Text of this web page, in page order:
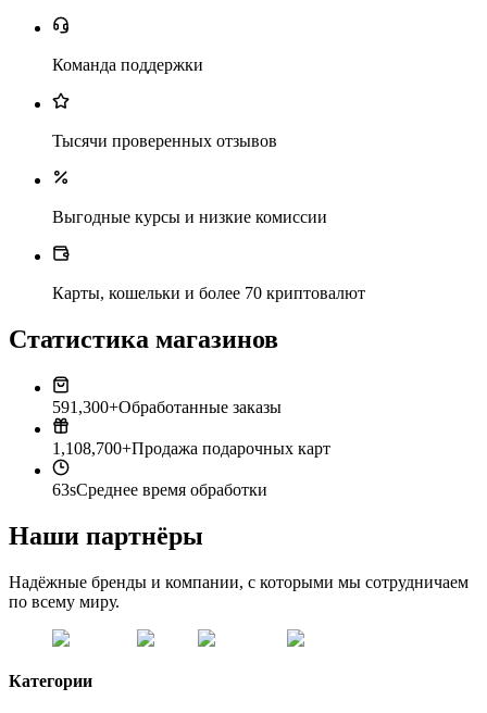
Команда поддержки
Тысячи проверенных отзывов
Выгодные курсы и низкие комиссии
Карты, кошельки и более 70 криптовалют
Статистика магазинов
591,300+Обработанные заказы
1,108,700+Продажа подарочных карт
63sСреднее время обработки
Наши партнёры
Надёжные бренды и компании, с которыми мы сотрудничаем
по всему миру.
Категории